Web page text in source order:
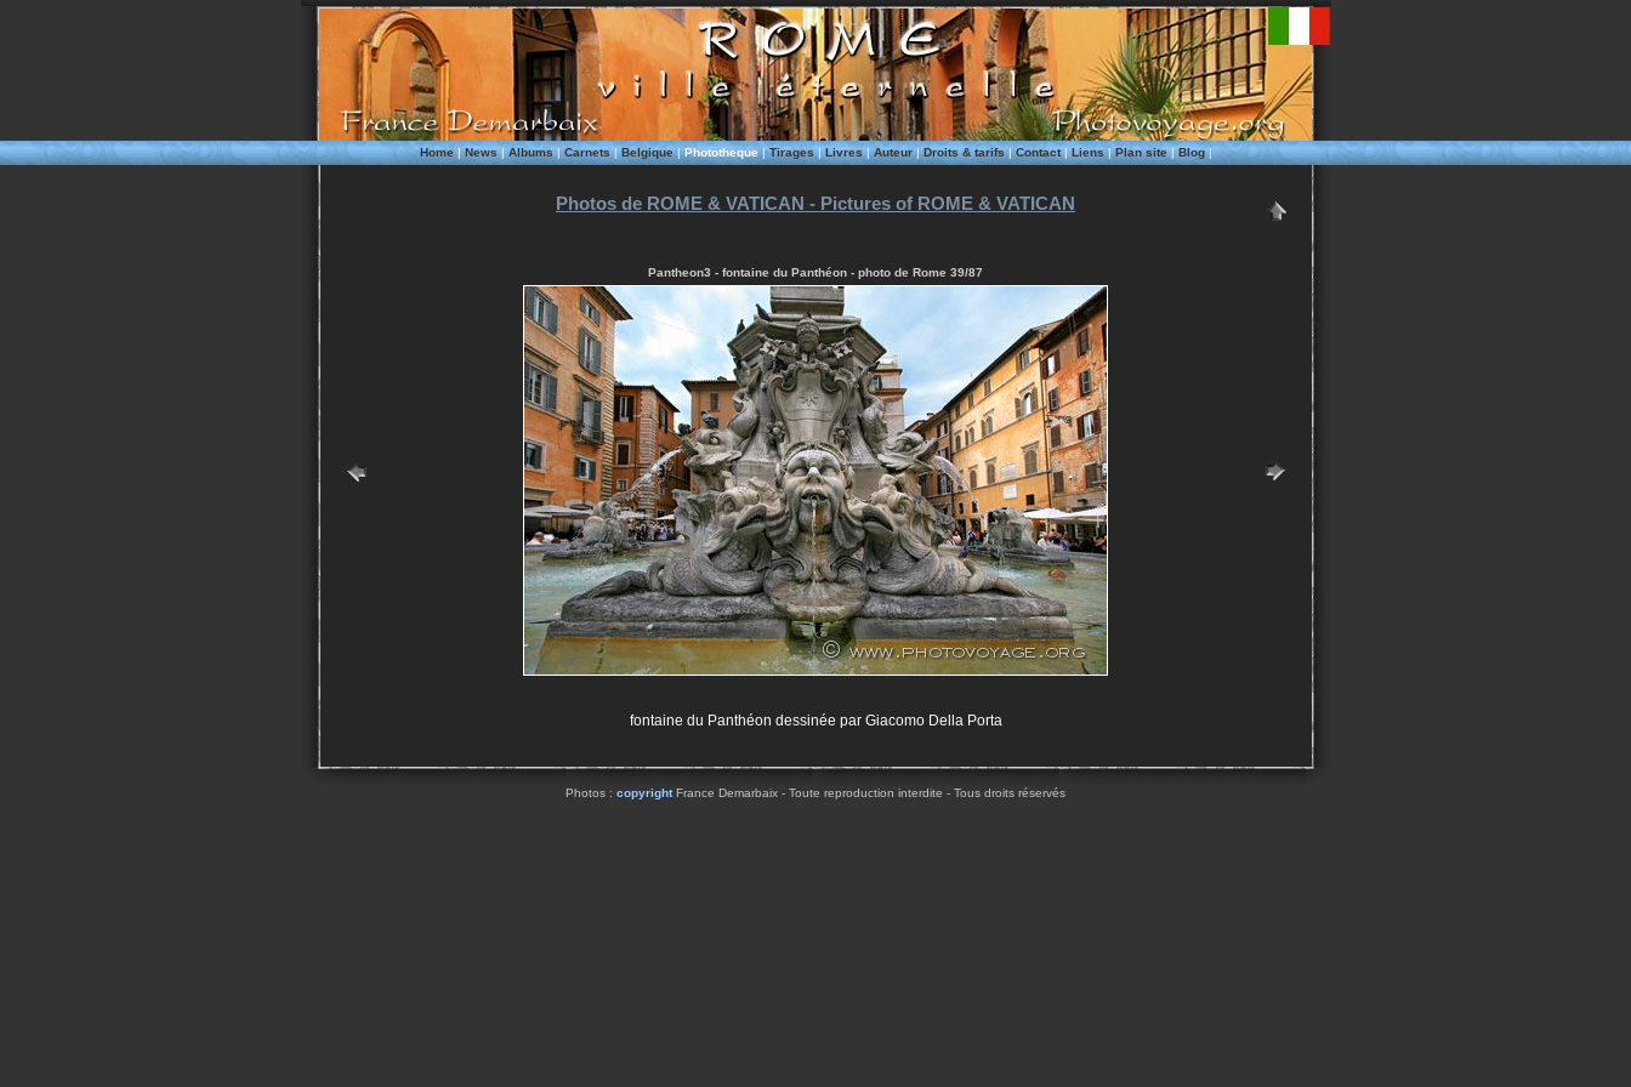
Home|News| Albums| Carnets|Belgique|Phototheque|Tirages|Livres|Auteur|Droits & tarifs|Contact|Liens|Plan site|Blog|
Photos de ROME & VATICAN - Pictures of ROME & VATICAN
Pantheon3 - fontaine du Panthéon - photo de Rome 39/87
fontaine du Panthéon dessinée par Giacomo Della Porta
Photos : copyrightFrance Demarbaix - Toute reproduction interdite - Tous droits réservés